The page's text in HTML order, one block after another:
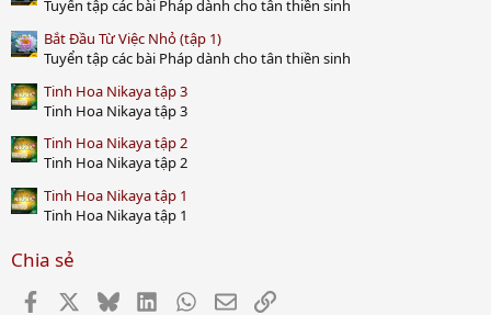
Tuyển tập các bài Pháp dành cho tân thiền sinh
Bắt Đầu Từ Việc Nhỏ (tập 1)
Tuyển tập các bài Pháp dành cho tân thiền sinh
Tinh Hoa Nikaya tập 3
Tinh Hoa Nikaya tập 3
Tinh Hoa Nikaya tập 2
Tinh Hoa Nikaya tập 2
Tinh Hoa Nikaya tập 1
Tinh Hoa Nikaya tập 1
Chia sẻ
Facebook BlueskyLinkedInWhatsApp
EmailLink